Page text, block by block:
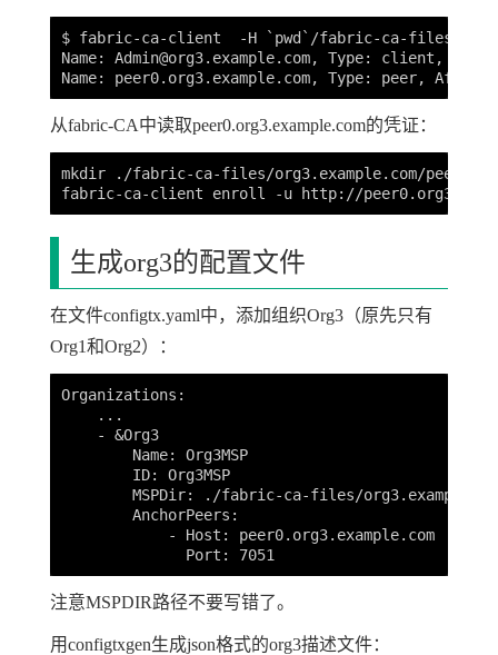
$ fabric-ca-client  -H `pwd`/fabric-ca-files/
Name: Admin@org3.example.com, Type: client,
从fabric-CA中读取peer0.org3.example.com的凭证：
mkdir ./fabric-ca-files/org3.example.com/peer0
生成org3的配置文件
在文件configtx.yaml中，添加组织Org3（原先只有
Org1和Org2）：
Organizations:
    ...
    - &Org3
        Name: Org3MSP
        ID: Org3MSP
MSPDir: ./fabric-ca-files/
        AnchorPeers:
            - Host: peer0.org3.example.com
注意MSPDIR路径不要写错了。
用configtxgen生成json格式的org3描述文件：